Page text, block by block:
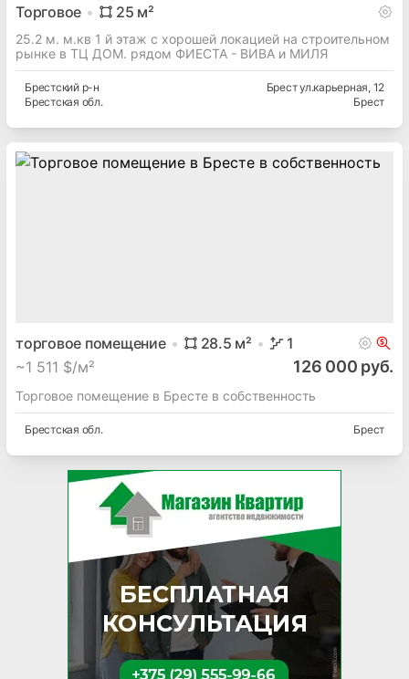
Торговое 25 м²
25.2 м. м.кв 1 й этаж с хорошей локацией на строительном
рынке в ТЦ ДОМ. рядом ФИЕСТА - ВИВА и МИЛЯ
Брестскийр-н
Брестская обл.
Брест ул.карьерная, 12
Брест
торговое помещение 28.5 м²
1
~1 511 $/м² 126 000 руб.
Торговое помещение в Бресте в собственность
Брестская обл. Брест